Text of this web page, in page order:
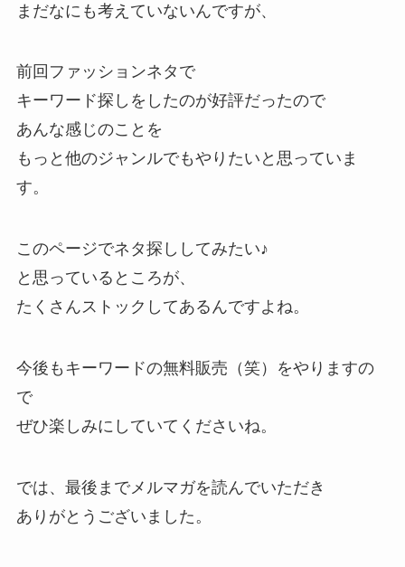
まだなにも考えていないんですが、
前回ファッションネタで
キーワード探しをしたのが好評だったので
あんな感じのことを
もっと他のジャンルでもやりたいと思っていま
す。
このページでネタ探ししてみたい♪
と思っているところが、
たくさんストックしてあるんですよね。
今後もキーワードの無料販売（笑）をやりますの
で
ぜひ楽しみにしていてくださいね。
では、最後までメルマガを読んでいただき
ありがとうございました。